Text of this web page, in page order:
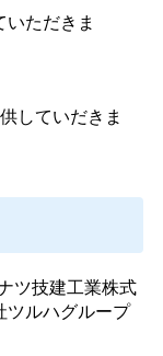
いただきま
していだきま
ツ技建工業株式
ツルハグループ